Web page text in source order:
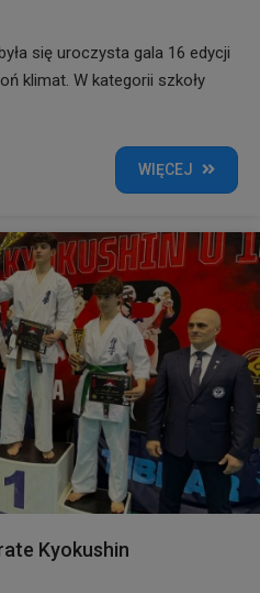
się uroczysta gala 16 edycji
klimat. W kategorii szkoły
WIĘCEJ
Kyokushin